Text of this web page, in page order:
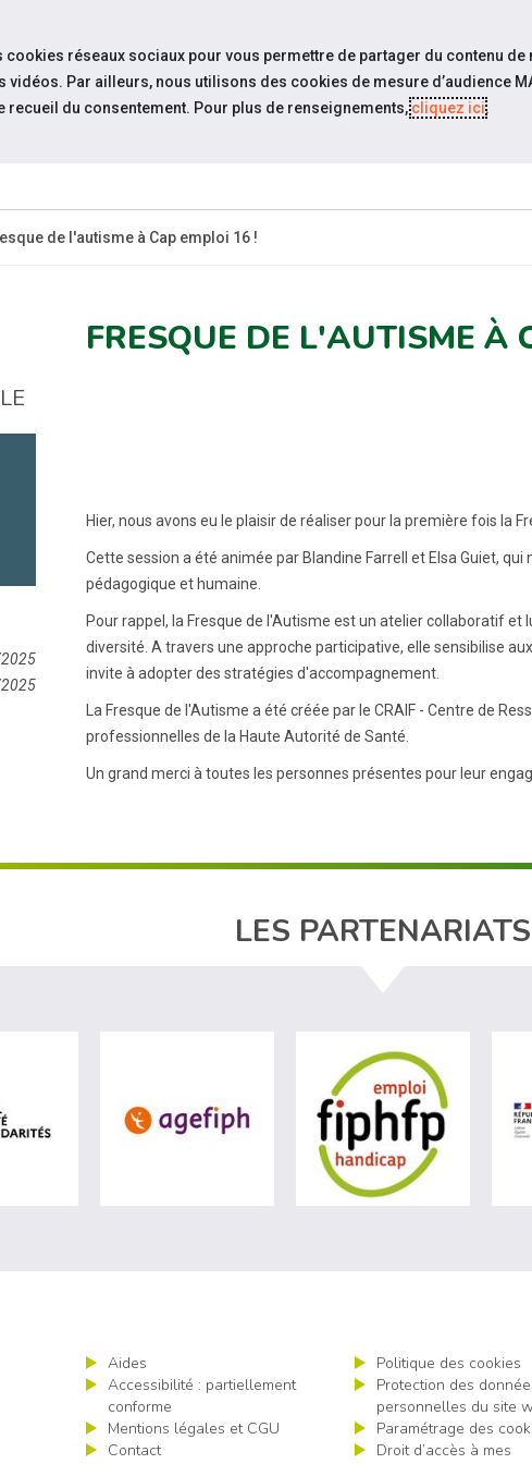
ESPACE
ESPACE
de l'autisme à Cap emploi 16 !
FRESQUE DE L'AUTISME À
Hier, nous avons eu le plaisir de réaliser pour la première fois la
Cette session a été animée par Blandine Farrell et Elsa Guiet,
pédagogique et humaine.
Pour rappel, la Fresque de l'Autisme est un atelier collaboratif
diversité. A travers une approche participative, elle sensibilise
invite à adopter des stratégies d'accompagnement.
La Fresque de l'Autisme a été créée par le CRAIF - Centre de
professionnelles de la Haute Autorité de Santé.
Un grand merci à toutes les personnes présentes pour leur
LES PARTENARIATS
visiter les site de Ministère du travail (nouvelle fenêtre)
visiter les site de Agefiph (nouvelle
visiter les
Aides
Accessibilité : partiellement
conforme
Mentions légales et CGU
Contact
Politique des cookies
Protection des
personnelles du site
Paramétrage des
Droit d’accès à mes
cookies réseaux sociaux pour vous permettre de partager du contenu de
vidéos. Par ailleurs, nous utilisons des cookies de mesure d’audience
recueil du consentement. Pour plus de renseignements,cliquez ici.